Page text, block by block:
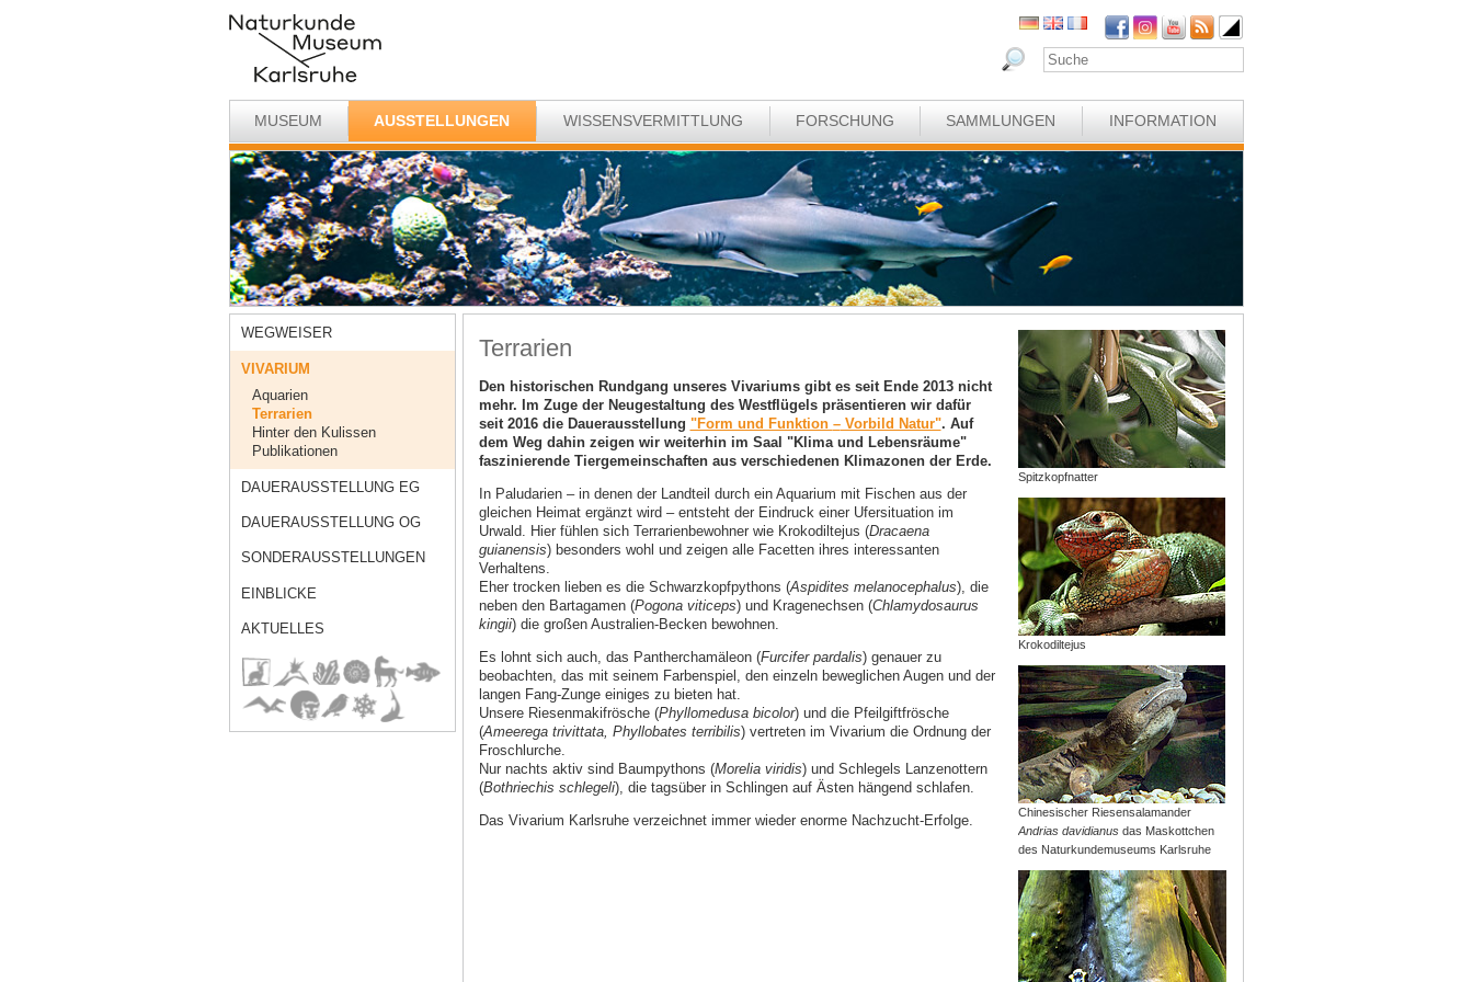
MUSEUM AUSSTELLUNGEN WISSENSVERMITTLUNG FORSCHUNG SAMMLUNGEN INFORMATION
WEGWEISER
VIVARIUM
Aquarien
Terrarien
Hinter den Kulissen
Publikationen
DAUERAUSSTELLUNG EG
DAUERAUSSTELLUNG OG
SONDERAUSSTELLUNGEN
EINBLICKE
AKTUELLES
Terrarien
Den historischen Rundgang unseres Vivariums gibt es seit Ende 2013 nicht
mehr. Im Zuge der Neugestaltung des Westflügels präsentieren wir dafür
seit 2016 die Dauerausstellung "Form und Funktion –Vorbild Natur". Auf
dem Weg dahin zeigen wir weiterhin im Saal "Klima und Lebensräume"
faszinierende Tiergemeinschaften aus verschiedenen Klimazonen der Erde.
In Paludarien – in denen der Landteil durch ein Aquarium mit Fischen aus der
gleichen Heimat ergänzt wird – entsteht der Eindruck einer Ufersituation im
Urwald. Hier fühlen sich Terrarienbewohner wie Krokodiltejus (Dracaena
guianensis) besonders wohl und zeigen alle Facetten ihres interessanten
Verhaltens.
Eher trocken lieben es die Schwarzkopfpythons (Aspidites melanocephalus), die
neben den Bartagamen (Pogona viticeps) und Kragenechsen (Chlamydosaurus
kingii) die großen Australien-Becken bewohnen.
Es lohnt sich auch, das Pantherchamäleon (Furcifer pardalis) genauer zu
beobachten, das mit seinem Farbenspiel, den einzeln beweglichen Augen und der
langen Fang-Zunge einiges zu bieten hat.
Unsere Riesenmakifrösche (Phyllomedusa bicolor) und die Pfeilgiftfrösche
(Ameerega trivittata, Phyllobates terribilis) vertreten im Vivarium die Ordnung der
Froschlurche.
Nur nachts aktiv sind Baumpythons (Morelia viridis) und Schlegels Lanzenottern
(Bothriechis schlegeli), die tagsüber in Schlingen auf Ästen hängend schlafen.
Das Vivarium Karlsruhe verzeichnet immer wieder enorme Nachzucht-Erfolge.
Spitzkopfnatter
Krokodiltejus
Chinesischer Riesensalamander
Andrias davidianus das Maskottchen
des Naturkundemuseums Karlsruhe